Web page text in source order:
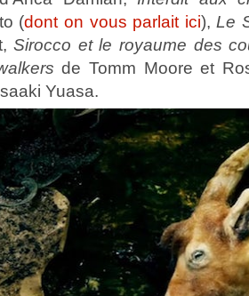
(dont on vous parlait ici),Le
Sirocco et le royaume des
de Tomm Moore et
Yuasa.